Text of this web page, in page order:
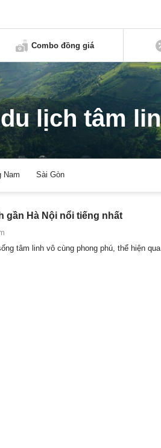
Combo đồng giá
lịch tâm
Nam Sài Gòn
gần Hà Nội nổi tiếng nhất
tâm linh vô cùng phong phú, thể hiện qua